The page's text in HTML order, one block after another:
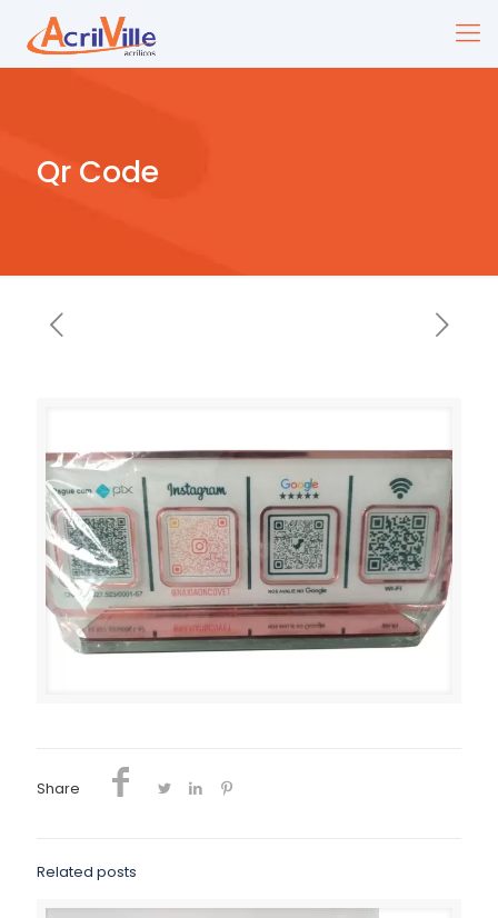
Qr Code
Share
Related posts